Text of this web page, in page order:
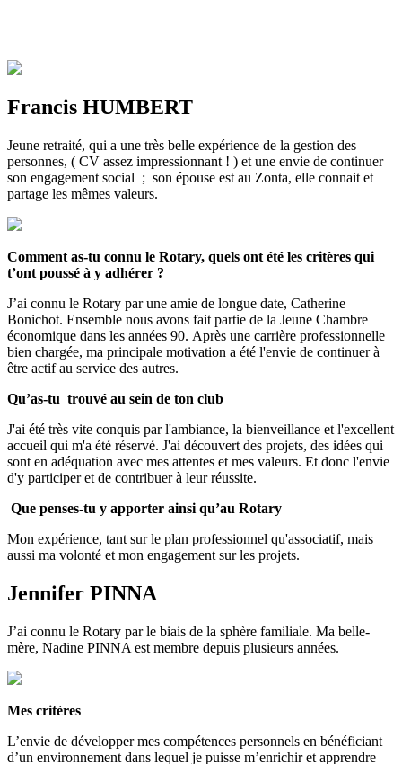
Francis HUMBERT
Jeune retraité, qui a une très belle expérience de la gestion des
personnes, ( CV assez impressionnant ! ) et une envie de continuer
son engagement social ; son épouse est au Zonta, elle connait et
partage les mêmes valeurs.
Comment as-tu connu le Rotary, quels ont été les critères qui
t’ont poussé à y adhérer ?
J’ai connu le Rotary par une amie de longue date, Catherine
Bonichot. Ensemble nous avons fait partie de la Jeune Chambre
économique dans les années 90. Après une carrière professionnelle
bien chargée, ma principale motivation a été l'envie de continuer à
être actif au service des autres.
Qu’as-tu trouvé au sein de ton club
J'ai été très vite conquis par l'ambiance, la bienveillance et l'excellent
accueil qui m'a été réservé. J'ai découvert des projets, des idées qui
sont en adéquation avec mes attentes et mes valeurs. Et donc l'envie
d'y participer et de contribuer à leur réussite.
Que penses-tu y apporter ainsi qu’au Rotary
Mon expérience, tant sur le plan professionnel qu'associatif, mais
aussi ma volonté et mon engagement sur les projets.
Jennifer PINNA
J’ai connu le Rotary par le biais de la sphère familiale. Ma belle-
mère, Nadine PINNA est membre depuis plusieurs années.
Mes critères
L’envie de développer mes compétences personnels en bénéficiant
d’un environnement dans lequel je puisse m’enrichir et apprendre